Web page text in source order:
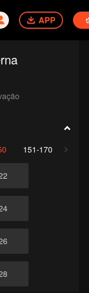
APP
151-170